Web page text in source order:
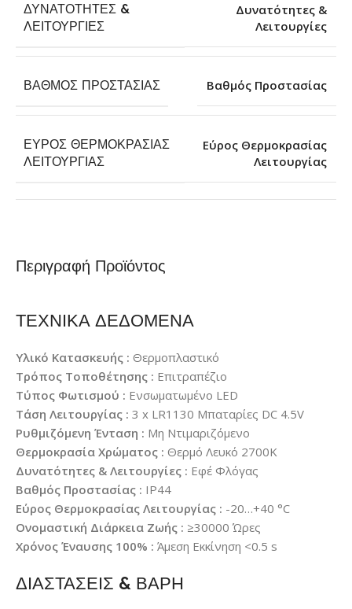
Περιγραφή Προϊόντος
ΤΕΧΝΙΚΑ ΔΕΔΟΜΕΝΑ
Υλικό Κατασκευής : Θερμοπλαστικό
Τρόπος Τοποθέτησης : Επιτραπέζιο
Τύπος Φωτισμού : Ενσωματωμένο LED
Τάση Λειτουργίας : 3 x LR1130 Μπαταρίες DC 4.5V
Ρυθμιζόμενη Ένταση : Μη Ντιμαριζόμενο
Θερμοκρασία Χρώματος : Θερμό Λευκό 2700K
Δυνατότητες & Λειτουργίες : Εφέ Φλόγας
Βαθμός Προστασίας : IP44
Εύρος Θερμοκρασίας Λειτουργίας : -20…+40 °C
Ονομαστική Διάρκεια Ζωής : ≥30000 Ώρες
Χρόνος Έναυσης 100% : Άμεση Εκκίνηση <0.5 s
ΔΙΑΣΤΑΣΕΙΣ & ΒΑΡΗ
ΔΥΝΑΤΌΤΗΤΕΣ &
ΛΕΙΤΟΥΡΓΊΕΣ
Δυνατότητες &
Λειτουργίες
ΒΑΘΜΌΣ ΠΡΟΣΤΑΣΊΑΣ Βαθμός Προστασίας
ΕΎΡΟΣ ΘΕΡΜΟΚΡΑΣΊΑΣ
ΛΕΙΤΟΥΡΓΊΑΣ
Εύρος Θερμοκρασίας
Λειτουργίας